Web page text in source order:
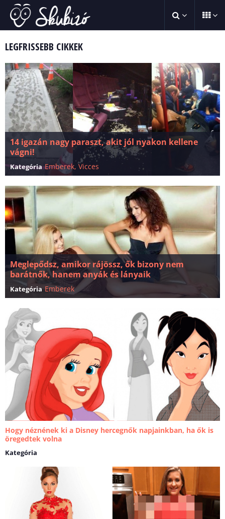
LEGFRISSEBB CIKKEK
14 igazán nagy paraszt, akit jól nyakon kellene
vágni!
Kategória Emberek,Vicces
Meglepődsz, amikor rájössz, ők bizony nem
barátnők, hanem anyák és lányaik
Kategória Emberek
Hogy néznének ki a Disney hercegnők napjainkban, ha ők is
öregedtek volna
Kategória